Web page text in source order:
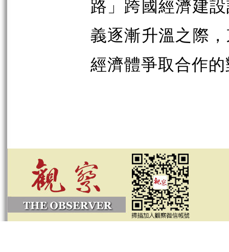
路」跨國經濟建
義逐漸升溫之際
經濟體爭取合作